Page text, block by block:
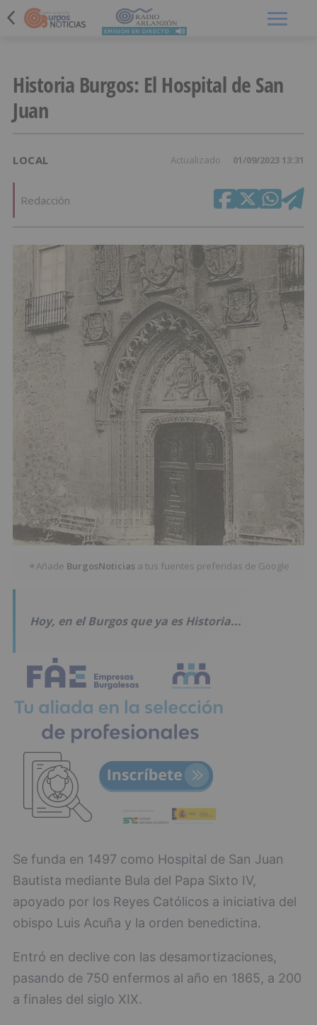
Historia Burgos: El Hospital de San
Juan
LOCAL Actualizado 01/09/2023 13:31
Redacción
★ Añade BurgosNoticias a tus fuentes preferidas de Google
Hoy, en el Burgos que ya es Historia...
Se funda en 1497 como Hospital de San Juan
Bautista mediante Bula del Papa Sixto IV,
apoyado por los Reyes Católicos a iniciativa del
obispo Luis Acuña y la orden benedictina.
Entró en declive con las desamortizaciones,
pasando de 750 enfermos al año en 1865, a 200
a finales del siglo XIX.